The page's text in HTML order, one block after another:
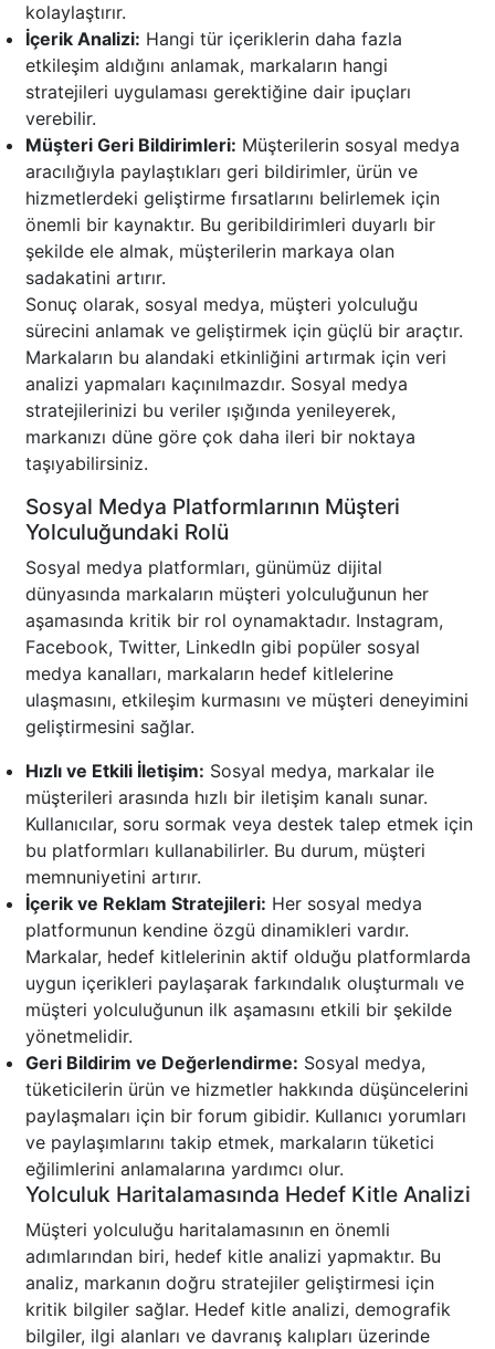
kolaylaştırır.
İçerik Analizi: Hangi tür içeriklerin daha fazla
etkileşim aldığını anlamak, markaların hangi
stratejileri uygulaması gerektiğine dair ipuçları
verebilir.
Müşteri Geri Bildirimleri: Müşterilerin sosyal medya
aracılığıyla paylaştıkları geri bildirimler, ürün ve
hizmetlerdeki geliştirme fırsatlarını belirlemek için
önemli bir kaynaktır. Bu geribildirimleri duyarlı bir
şekilde ele almak, müşterilerin markaya olan
sadakatini artırır.
Sonuç olarak, sosyal medya, müşteri yolculuğu
sürecini anlamak ve geliştirmek için güçlü bir araçtır.
Markaların bu alandaki etkinliğini artırmak için veri
analizi yapmaları kaçınılmazdır. Sosyal medya
stratejilerinizi bu veriler ışığında yenileyerek,
markanızı düne göre çok daha ileri bir noktaya
taşıyabilirsiniz.
Sosyal Medya Platformlarının Müşteri
Yolculuğundaki Rolü
Sosyal medya platformları, günümüz dijital
dünyasında markaların müşteri yolculuğunun her
aşamasında kritik bir rol oynamaktadır. Instagram,
Facebook, Twitter, LinkedIn gibi popüler sosyal
medya kanalları, markaların hedef kitlelerine
ulaşmasını, etkileşim kurmasını ve müşteri deneyimini
geliştirmesini sağlar.
Hızlı ve Etkili İletişim: Sosyal medya, markalar ile
müşterileri arasında hızlı bir iletişim kanalı sunar.
Kullanıcılar, soru sormak veya destek talep etmek için
bu platformları kullanabilirler. Bu durum, müşteri
memnuniyetini artırır.
İçerik ve Reklam Stratejileri: Her sosyal medya
platformunun kendine özgü dinamikleri vardır.
Markalar, hedef kitlelerinin aktif olduğu platformlarda
uygun içerikleri paylaşarak farkındalık oluşturmalı ve
müşteri yolculuğunun ilk aşamasını etkili bir şekilde
yönetmelidir.
Geri Bildirim ve Değerlendirme: Sosyal medya,
tüketicilerin ürün ve hizmetler hakkında düşüncelerini
paylaşmaları için bir forum gibidir. Kullanıcı yorumları
ve paylaşımlarını takip etmek, markaların tüketici
eğilimlerini anlamalarına yardımcı olur.
Yolculuk Haritalamasında Hedef Kitle Analizi
Müşteri yolculuğu haritalamasının en önemli
adımlarından biri, hedef kitle analizi yapmaktır. Bu
analiz, markanın doğru stratejiler geliştirmesi için
kritik bilgiler sağlar. Hedef kitle analizi, demografik
bilgiler, ilgi alanları ve davranış kalıpları üzerinde